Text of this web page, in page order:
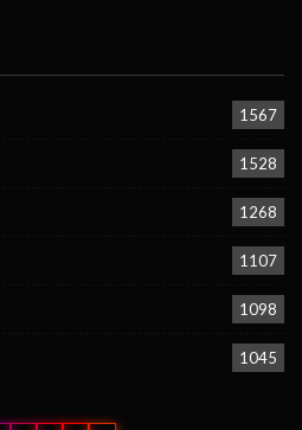
1567
1528
1268
1107
1098
1045